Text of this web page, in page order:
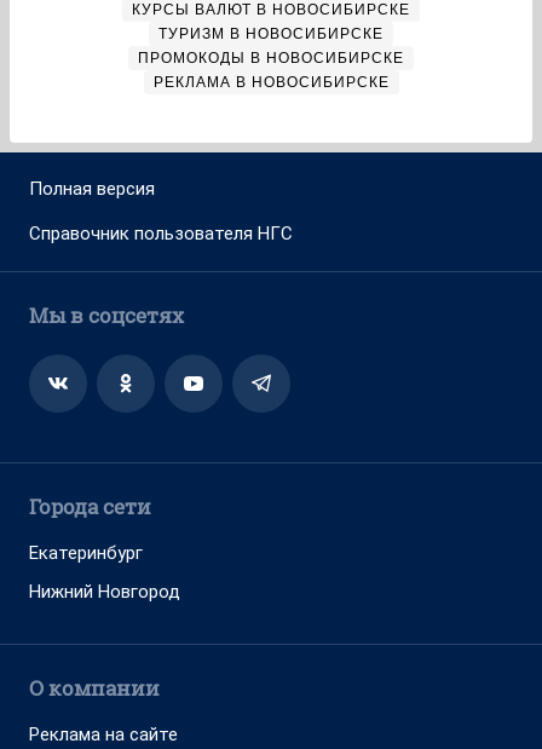
КУРСЫ ВАЛЮТ В НОВОСИБИРСКЕ
ТУРИЗМ В НОВОСИБИРСКЕ
ПРОМОКОДЫ В НОВОСИБИРСКЕ
РЕКЛАМА В НОВОСИБИРСКЕ
Полная версия
Справочник пользователя НГС
Мы в соцсетях
Города сети
Екатеринбург
Нижний Новгород
О компании
Реклама на сайте